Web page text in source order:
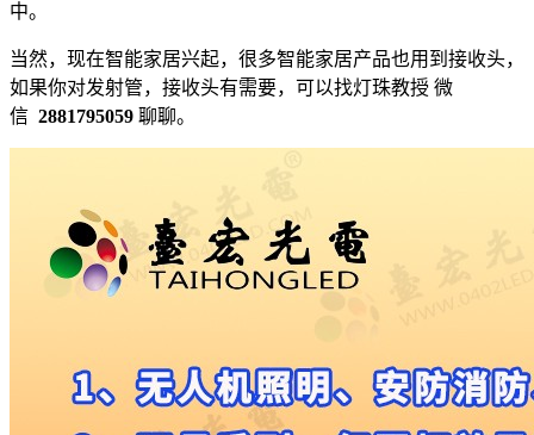
中。
当然，现在智能家居兴起，很多智能家居产品也用到接收头，
如果你对发射管，接收头有需要，可以找灯珠教授 微
信 2881795059 聊聊。